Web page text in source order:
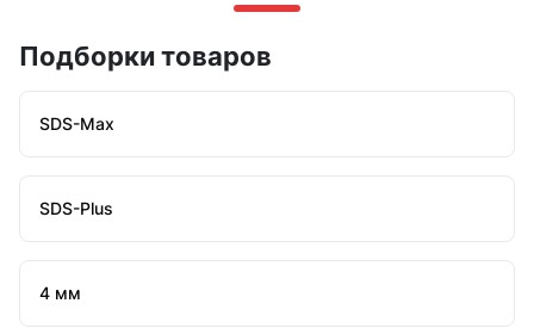
Подборки товаров
SDS-Max
SDS-Plus
4 мм